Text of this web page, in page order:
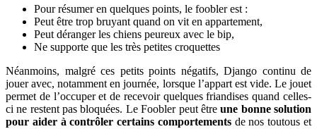
Pour résumer en quelques points, le foobler est :
Peut être trop bruyant quand on vit en appartement,
Peut déranger les chiens peureux avec le bip,
Ne supporte que les très petites croquettes
Néanmoins, malgré ces petits points négatifs, Django continu de
jouer avec, notamment en journée, lorsque l’appart est vide. Le jouet
permet de l’occuper et de recevoir quelques friandises quand celles-
ci ne restent pas bloquées. Le Foobler peut êtreune bonne solution
pour aider à contrôler certains comportementsde nos toutous et